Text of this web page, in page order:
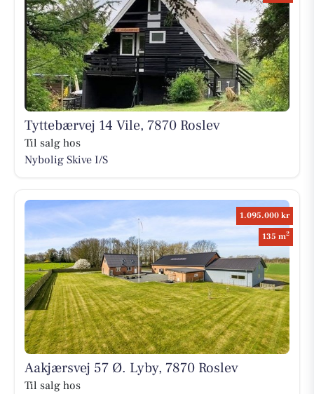
Tyttebærvej 14 Vile, 7870 Roslev
Til salg hos
Nybolig Skive I/S
1.095.000 kr
135 m2
Aakjærsvej 57 Ø. Lyby, 7870 Roslev
Til salg hos